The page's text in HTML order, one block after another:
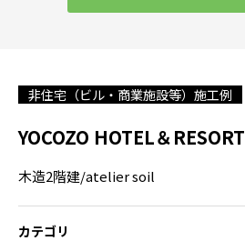
非住宅（ビル・商業施設等）施工例
YOCOZO HOTEL＆RESORT
木造2階建/atelier soil
カテゴリ